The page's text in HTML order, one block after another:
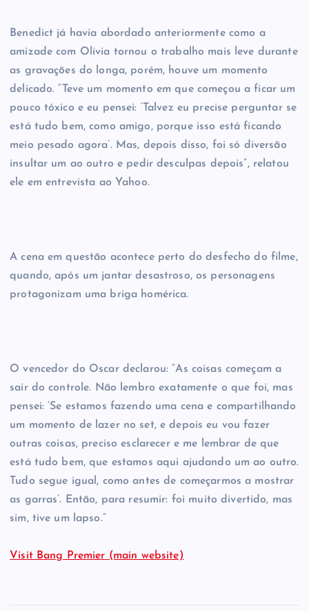
Benedict já havia abordado anteriormente como a
amizade com Olivia tornou o trabalho mais leve durante
as gravações do longa, porém, houve um momento
delicado. “Teve um momento em que começou a ficar um
pouco tóxico e eu pensei: ‘Talvez eu precise perguntar se
está tudo bem, como amigo, porque isso está ficando
meio pesado agora’. Mas, depois disso, foi só diversão
insultar um ao outro e pedir desculpas depois”, relatou
ele em entrevista ao Yahoo.
A cena em questão acontece perto do desfecho do filme,
quando, após um jantar desastroso, os personagens
protagonizam uma briga homérica.
O vencedor do Oscar declarou: “As coisas começam a
sair do controle. Não lembro exatamente o que foi, mas
pensei: ‘Se estamos fazendo uma cena e compartilhando
um momento de lazer no set, e depois eu vou fazer
outras coisas, preciso esclarecer e me lembrar de que
está tudo bem, que estamos aqui ajudando um ao outro.
Tudo segue igual, como antes de começarmos a mostrar
as garras’. Então, para resumir: foi muito divertido, mas
sim, tive um lapso.”
Visit Bang Premier (main website)